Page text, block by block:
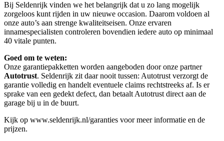
Bij Seldenrijk vinden we het belangrijk dat u zo lang mogelijk
zorgeloos kunt rijden in uw nieuwe occasion. Daarom voldoen al
onze auto’s aan strenge kwaliteitseisen. Onze ervaren
innamespecialisten controleren bovendien iedere auto op minimaal
40 vitale punten.
Goed om te weten:
Onze garantie­pakketten worden aangeboden door onze partner
Autotrust. Seldenrijk zit daar nooit tussen: Autotrust verzorgt de
garantie volledig en handelt eventuele claims rechtstreeks af. Is er
sprake van een gedekt defect, dan betaalt Autotrust direct aan de
garage bij u in de buurt.
Kijk op www.seldenrijk.nl/garanties voor meer informatie en de
prijzen.